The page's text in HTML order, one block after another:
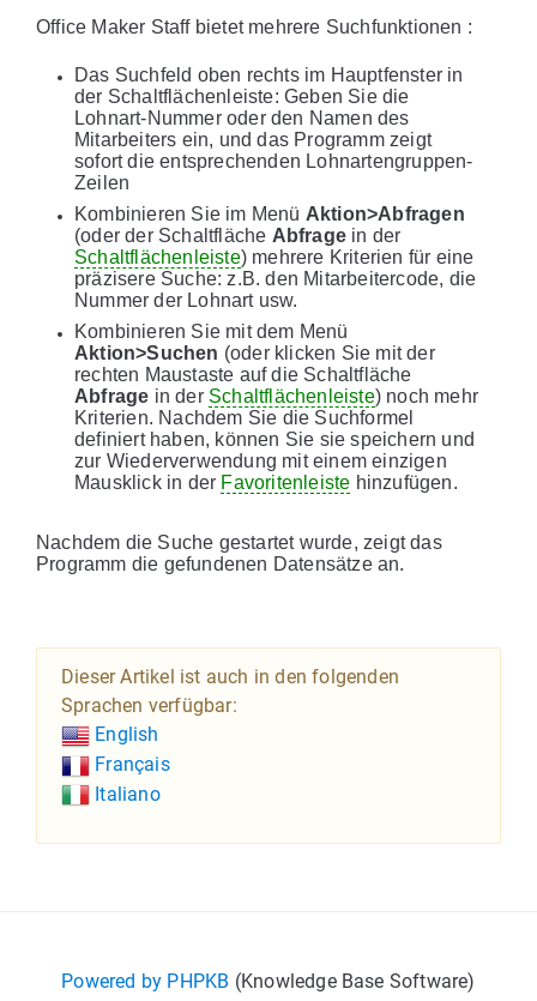
Office Maker Staff bietet mehrere Suchfunktionen :
Das Suchfeld oben rechts im Hauptfenster in
der Schaltflächenleiste: Geben Sie die
Lohnart-Nummer oder den Namen des
Mitarbeiters ein, und das Programm zeigt
sofort die entsprechenden Lohnartengruppen-
Zeilen
Kombinieren Sie im Menü Aktion>Abfragen
(oder der Schaltfläche Abfrage in der
Schaltflächenleiste) mehrere Kriterien für eine
präzisere Suche: z.B. den Mitarbeitercode, die
Nummer der Lohnart usw.
Kombinieren Sie mit dem Menü
Aktion>Suchen (oder klicken Sie mit der
rechten Maustaste auf die Schaltfläche
Abfrage in der Schaltflächenleiste) noch mehr
Kriterien. Nachdem Sie die Suchformel
definiert haben, können Sie sie speichern und
zur Wiederverwendung mit einem einzigen
Mausklick in der Favoritenleiste hinzufügen.
Nachdem die Suche gestartet wurde, zeigt das
Programm die gefundenen Datensätze an.
Dieser Artikel ist auch in den folgenden
Sprachen verfügbar:
English
Français
Italiano
Powered by PHPKB (Knowledge Base Software)